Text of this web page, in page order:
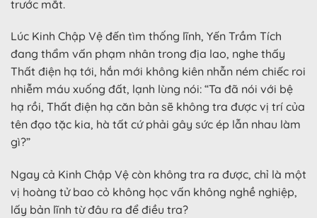
trước mắt.
Lúc Kinh Chập Vệ đến tìm thống lĩnh, Yến Trầm Tích
đang thẩm vấn phạm nhân trong địa lao, nghe thấy
Thất điện hạ tới, hắn mới không kiên nhẫn ném chiếc roi
nhiễm máu xuống đất, lạnh lùng nói: “Ta đã nói với bệ
hạ rồi, Thất điện hạ căn bản sẽ không tra được vị trí của
tên đạo tặc kia, hà tất cứ phải gây sức ép lẫn nhau làm
gì?”
Ngay cả Kinh Chập Vệ còn không tra ra được, chỉ là một
vị hoàng tử bao cỏ không học vấn không nghề nghiệp,
lấy bản lĩnh từ đâu ra để điều tra?